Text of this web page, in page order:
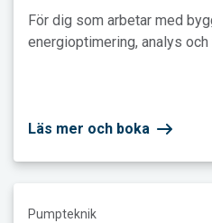
För dig som arbetar med
energioptimering, analys
Läs mer och boka
Läs mer och boka
Pumpteknik